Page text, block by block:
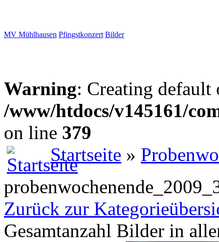
MV Mühlhausen Pfingstkonzert Bilder
Warning: Creating
/www/htdocs/v145161/
on line 379
Startseite »
Zurück zur
Gesamtanzahl Bilder in